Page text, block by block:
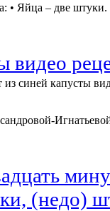
• Яйца – две
видео
(недо)